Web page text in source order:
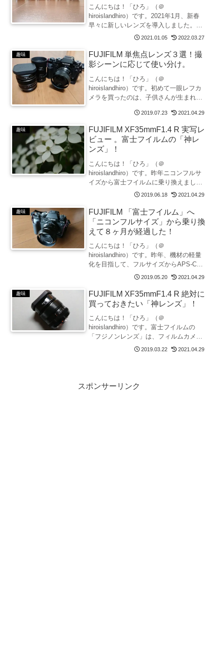
こんにちは！「ひろ」（＠
hiroislandhiro）です。2021年1月、新春
早々に新しいレンズを導入しました。新
しいレンズを導入したこの機会に、今ま
して整理してみました。さっそく、ご紹
介します。（20...
2021.01.05 2022.03.27
趣味
FUJIFILM 単焦点レンズ３選！撮
影シーンに応じて使い分け。
こんにちは！「ひろ」（＠
hiroislandhiro）です。初めて一眼レフカ
メラを買ったのは、子供さんが生まれた
でしょうか？私もそうでした。コンパク
トカメラしか使ったことのない私がよく
わからないまま、当時...
2019.07.23 2021.04.29
趣味
FUJIFILM XF35mmF1.4 R 実写レ
ビュー 。富士フイルムの「神レ
ンズ」！
こんにちは！「ひろ」（＠
hiroislandhiro）です。昨年ニコンフルサ
イズから富士フイルムに乗り換えまし
た。X-T3のボディに3本の単焦点レンズを
士フイルムにしてから持ち出す機会も増
えて大変満足して...
2019.06.18 2021.04.29
趣味
FUJIFILM 「富士フイルム」へ
「ニコンフルサイズ」から乗り換
えて８ヶ月が経過した！
こんにちは！「ひろ」（＠
hiroislandhiro）です。昨年、機材の軽量
化を目指して、フルサイズからAPS-Cへ
のサイズダウンやニコンから富士フイル
した。いろいろと検討した結果、カメラ
本体をニコンのフ...
2019.05.20 2021.04.29
趣味
FUJIFILM XF35mmF1.4 R 絶対に
買っておきたい「神レンズ」！
こんにちは！「ひろ」（＠
hiroislandhiro）です。富士フイルムの
「フジノンレンズ」は、フィルムカメラ
の時代から優れた描写性能で知られてい
2019.03.22 2021.04.29
スポンサーリンク